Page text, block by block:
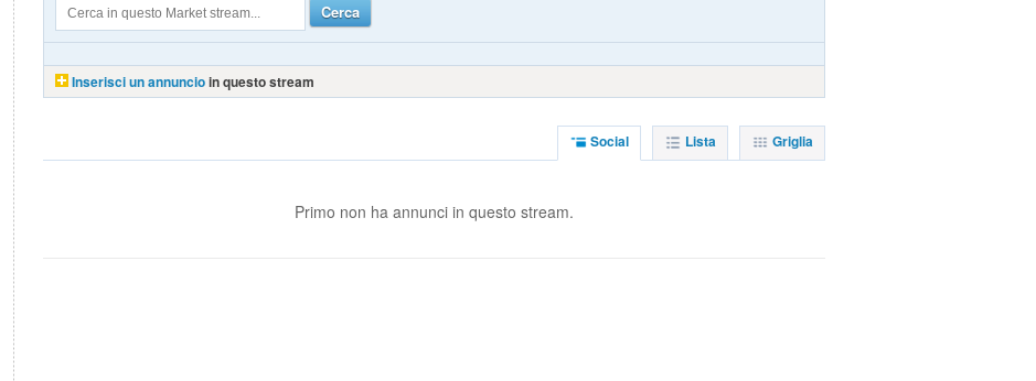
Cerca
Inserisci un annuncioin questo stream
Griglia
Lista
Social
Primo non ha annunci in questo stream.